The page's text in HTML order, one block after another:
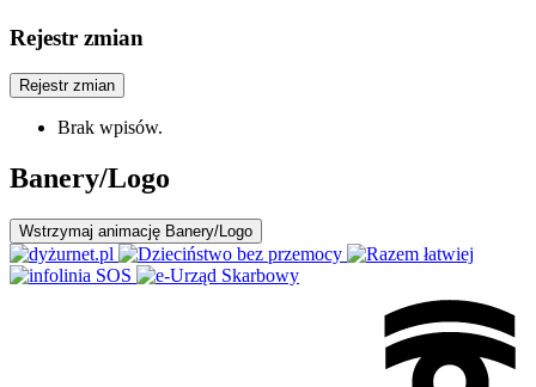
Rejestr zmian
Rejestr zmian
Brak wpisów.
Banery/Logo
Wstrzymaj animację Banery/Logo